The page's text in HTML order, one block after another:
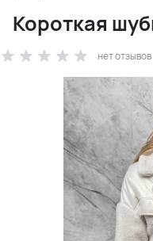
Короткая
нет отзывов